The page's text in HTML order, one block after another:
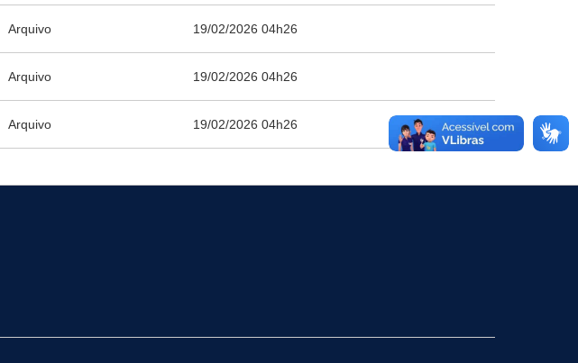
Arquivo 19/02/2026 04h26
Arquivo 19/02/2026 04h26
Arquivo 19/02/2026 04h26